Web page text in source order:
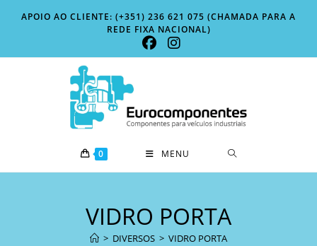
APOIO AO CLIENTE: (+351) 236 621 075 (CHAMADA PARA A
REDE FIXA NACIONAL)
0 MENU
VIDRO PORTA
> DIVERSOS > VIDRO PORTA